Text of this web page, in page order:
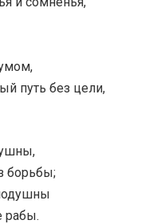
путь без цели,
борьбы;
рабы.